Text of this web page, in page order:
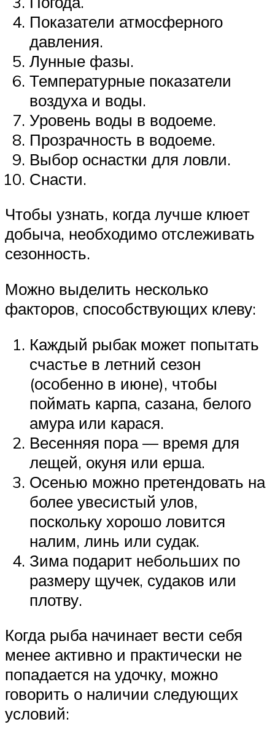
Показатели атмосферного
давления.
Лунные фазы.
Температурные показатели
воздуха и воды.
Уровень воды в водоеме.
Прозрачность в водоеме.
Выбор оснастки для ловли.
Снасти.
Чтобы узнать, когда лучше клюет
добыча, необходимо отслеживать
сезонность.
Можно выделить несколько
факторов, способствующих клеву:
Каждый рыбак может попытать
счастье в летний сезон
(особенно в июне), чтобы
поймать карпа, сазана, белого
амура или карася.
Весенняя пора — время для
лещей, окуня или ерша.
Осенью можно претендовать на
более увесистый улов,
поскольку хорошо ловится
налим, линь или судак.
Зима подарит небольших по
размеру щучек, судаков или
плотву.
Когда рыба начинает вести себя
менее активно и практически не
попадается на удочку, можно
говорить о наличии следующих
условий: